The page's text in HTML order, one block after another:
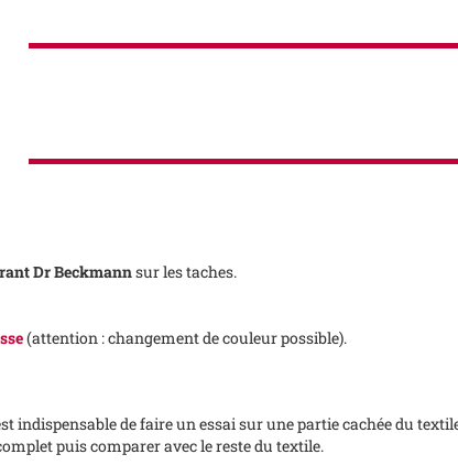
Dr Beckmannsur les taches.
(attention : changement de couleur possible).
indispensable de faire un essai sur une partie cachée du
puis comparer avec le reste du textile.